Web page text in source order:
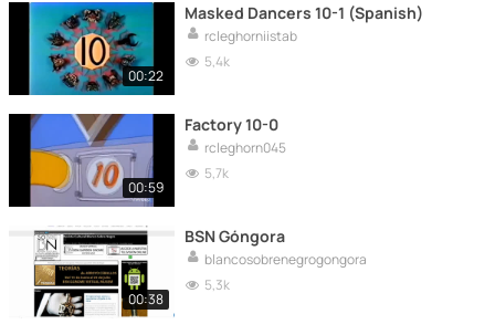
00:22
Masked Dancers 10-1 (Spanish)
rcleghorniistab
5,4k
00:59
Factory 10-0
rcleghorn045
5,7k
00:38
BSN Góngora
blancosobrenegrogongora
5,3k